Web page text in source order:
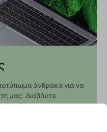
άνθρακα για να
μας. Διαβάστε
τις